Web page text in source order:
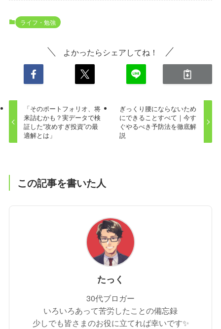
ライフ・勉強
よかったらシェアしてね！
「そのポートフォリオ、将
来詰むかも？実データで検
証した“攻めすぎ投資”の最
適解とは」
ぎっくり腰にならないため
にできることすべて｜今す
ぐやるべき予防法を徹底解
説
この記事を書いた人
たっく
30代ブロガー
いろいろあって苦労したことの備忘録
少しでも皆さまのお役に立てれば幸いです✨